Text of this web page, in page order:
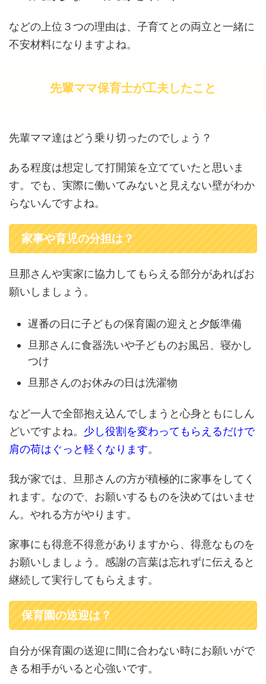
などの上位３つの理由は、子育てとの両立と一緒に
不安材料になりますよね。
先輩ママ保育士が工夫したこと
先輩ママ達はどう乗り切ったのでしょう？
ある程度は想定して打開策を立てていたと思いま
す。でも、実際に働いてみないと見えない壁がわか
らないんですよね。
家事や育児の分担は？
旦那さんや実家に協力してもらえる部分があればお
願いしましょう。
遅番の日に子どもの保育園の迎えと夕飯準備
旦那さんに食器洗いや子どものお風呂、寝かし
つけ
旦那さんのお休みの日は洗濯物
など一人で全部抱え込んでしまうと心身ともにしん
どいですよね。 少し役割を変わってもらえるだけで
肩の荷はぐっと軽くなります。
我が家では、旦那さんの方が積極的に家事をしてく
れます。なので、お願いするものを決めてはいませ
ん。やれる方がやります。
家事にも得意不得意がありますから、得意なものを
お願いしましょう。感謝の言葉は忘れずに伝えると
継続して実行してもらえます。
保育園の送迎は？
自分が保育園の送迎に間に合わない時にお願いがで
きる相手がいると心強いです。